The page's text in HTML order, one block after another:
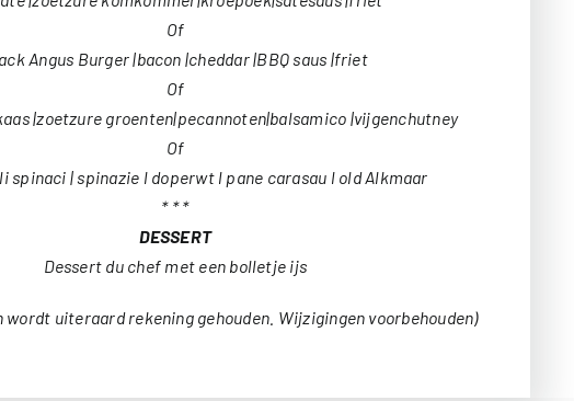
Of
Angus Burger |bacon |cheddar |BBQ saus |friet
Of
|zoetzure groenten|pecannoten|balsamico |vijgenchutney
Of
spinaci | spinazie l doperwt l pane carasau l old Alkmaar
* * *
DESSERT
Dessert du chef met een bolletje ijs
wordt uiteraard rekening gehouden. Wijzigingen voorbehouden)